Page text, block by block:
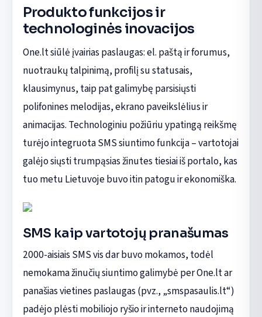
Produkto funkcijos ir
technologinės inovacijos
One.lt siūlė įvairias paslaugas: el. paštą ir forumus,
nuotraukų talpinimą, profilį su statusais,
klausimynus, taip pat galimybę parsisiųsti
polifonines melodijas, ekrano paveikslėlius ir
animacijas. Technologiniu požiūriu ypatingą reikšmę
turėjo integruota SMS siuntimo funkcija – vartotojai
galėjo siųsti trumpąsias žinutes tiesiai iš portalo, kas
tuo metu Lietuvoje buvo itin patogu ir ekonomiška.
SMS kaip vartotojų pranašumas
2000-aisiais SMS vis dar buvo mokamos, todėl
nemokama žinučių siuntimo galimybė per One.lt ar
panašias vietines paslaugas (pvz., „smspasaulis.lt“)
padėjo plėsti mobiliojo ryšio ir interneto naudojimą